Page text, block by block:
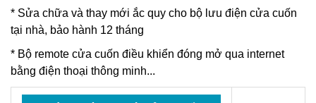
* Sửa chữa và thay mới ắc quy cho bộ lưu điện cửa cuốn
tại nhà, bảo hành 12 tháng
* Bộ remote cửa cuốn điều khiển đóng mở qua internet
bằng điện thoại thông minh...